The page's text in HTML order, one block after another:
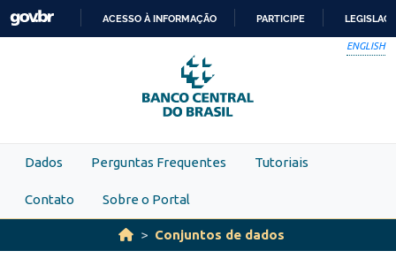
Skip to main content
PARA
O
CONTEÚDO
ACESSO À INFORMAÇÃO PARTICIPE
ENGLISH
Dados Perguntas Frequentes Tutoriais
Contato Sobre o Portal
Conjuntos de dados